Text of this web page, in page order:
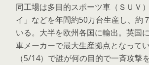
同工場は多目的スポーツ車（ＳＵＶ
イ」などを年間約50万台生産し、約
いる。大半を欧州各国に輸出。英国
車メーカーで最大生産拠点となって
（5/14）で誰が何の目的で一斉攻撃